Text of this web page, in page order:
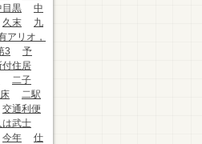
目黒
中
久末
九
アリオ，
3
予
付住居
二子
二駅
交通利便
は武士
今年
仕